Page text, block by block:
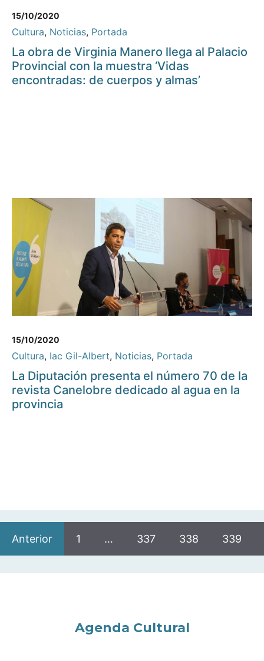
15/10/2020
Cultura, Noticias, Portada
La obra de Virginia Manero llega al Palacio
Provincial con la muestra ‘Vidas
encontradas: de cuerpos y almas’
15/10/2020
Cultura, Iac Gil-Albert, Noticias, Portada
La Diputación presenta el número 70 de la
revista Canelobre dedicado al agua en la
provincia
Anterior 1 … 337 338 339
Agenda Cultural